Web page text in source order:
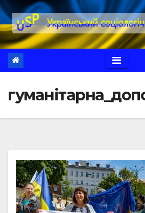
Перейти
до
вмісту